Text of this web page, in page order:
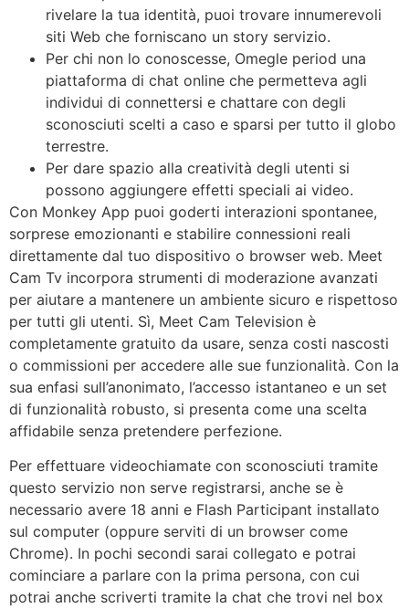
rivelare la tua identità, puoi trovare innumerevoli
siti Web che forniscano un story servizio.
Per chi non lo conoscesse, Omegle period una
piattaforma di chat online che permetteva agli
individui di connettersi e chattare con degli
sconosciuti scelti a caso e sparsi per tutto il globo
terrestre.
Per dare spazio alla creatività degli utenti si
possono aggiungere effetti speciali ai video.
Con Monkey App puoi goderti interazioni spontanee,
sorprese emozionanti e stabilire connessioni reali
direttamente dal tuo dispositivo o browser web. Meet
Cam Tv incorpora strumenti di moderazione avanzati
per aiutare a mantenere un ambiente sicuro e rispettoso
per tutti gli utenti. Sì, Meet Cam Television è
completamente gratuito da usare, senza costi nascosti
o commissioni per accedere alle sue funzionalità. Con la
sua enfasi sull’anonimato, l’accesso istantaneo e un set
di funzionalità robusto, si presenta come una scelta
affidabile senza pretendere perfezione.
Per effettuare videochiamate con sconosciuti tramite
questo servizio non serve registrarsi, anche se è
necessario avere 18 anni e Flash Participant installato
sul computer (oppure serviti di un browser come
Chrome). In pochi secondi sarai collegato e potrai
cominciare a parlare con la prima persona, con cui
potrai anche scriverti tramite la chat che trovi nel box